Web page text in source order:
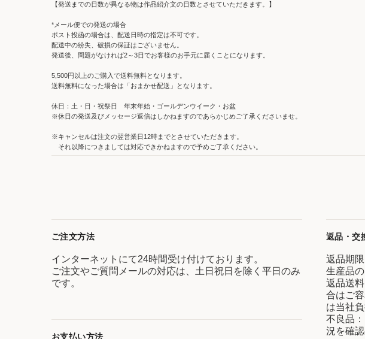
【発送までの日数が異なる物は作品紹介文の日数とさせていただきます。】
*メール便での発送の場合
ポスト投函の場合は、配送日時の指定は不可です。
配送中の紛失、破損の保証はございません。
発送後、問題がなければ2～3日でお客様のお手元に届くことになります。
5,500円以上のご購入で送料無料となります。
送料無料になった場合は「おまかせ配送」となります。
休日：土・日・祝祭日 年末年始・ゴールデンウイーク・お盆
※休日の発送及びメッセージ返信はしかねますのであらかじめご了承くださいませ。
※キャンセルは注文の翌営業日12時までとさせていただきます。
それ以降につきましては対応できかねますので予めご了承ください。
ご注文方法
インターネットにて24時間受け付けております。
ご注文やご質問メールの対応は、土日祝日を除く平日のみ
です。
お支払い方法
返品・交
返品期
生産品
返品送
合はご
は当社
不良品
況を確